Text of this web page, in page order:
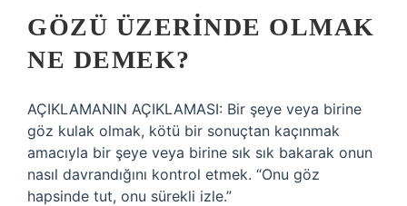
GÖZÜ ÜZERINDE OLMAK
NE DEMEK?
AÇIKLAMANIN AÇIKLAMASI: Bir şeye veya birine
göz kulak olmak, kötü bir sonuçtan kaçınmak
amacıyla bir şeye veya birine sık sık bakarak onun
nasıl davrandığını kontrol etmek. “Onu göz
hapsinde tut, onu sürekli izle.”